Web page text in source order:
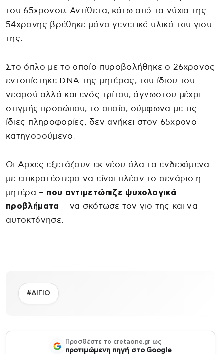
του 65χρονου. Αντίθετα, κάτω από τα νύχια της
54χρονης βρέθηκε μόνο γενετικό υλικό του γιου
της.
Στο όπλο με το οποίο πυροβολήθηκε ο 26χρονος
εντοπίστηκε DNA της μητέρας, του ίδιου του
νεαρού αλλά και ενός τρίτου, άγνωστου μέχρι
στιγμής προσώπου, το οποίο, σύμφωνα με τις
ίδιες πληροφορίες, δεν ανήκει στον 65χρονο
κατηγορούμενο.
Οι Αρχές εξετάζουν εκ νέου όλα τα ενδεχόμενα
με επικρατέστερο να είναι πλέον το σενάριο η
μητέρα – που αντιμετώπιζε ψυχολογικά
προβλήματα – να σκότωσε τον γιο της και να
αυτοκτόνησε.
#ΑΙΓΙΟ
Προσθέστε το cretaone.gr ως
προτιμώμενη πηγή στο Google